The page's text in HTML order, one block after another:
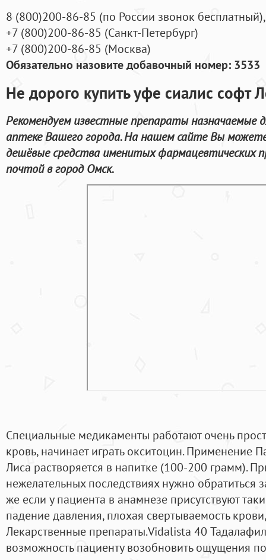
8 (800)200-86-85 (по России звонок бесплатный),
+7 (800)200-86-85 (Санкт-Петербург)
+7 (800)200-86-85 (Москва)
Обязательно назовите добавочный номер: 3533
Не дорого купить уфе сиалис софт
Рекомендуем известные препараты назначаемые
аптеке Вашего города. На нашем сайте Вы
дешёвые средства именитых фармацевтических
почтой в город Омск.
Специальные медикаменты работают очень
кровь, начинает играть окситоцин. Применение
Лиса растворяется в напитке (100-200 грамм).
нежелательных последствиях нужно обратиться
же если у пациента в анамнезе присутствуют
падение давления, плохая свертываемость
Лекарственные препараты.Vidalista 40
возможность пациенту возобновить ощущения